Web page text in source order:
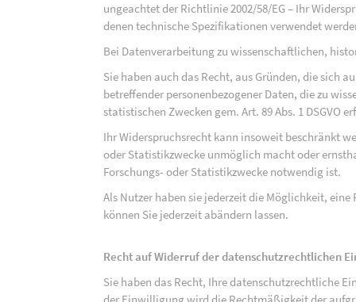
ungeachtet der Richtlinie 2002/58/EG – Ihr
denen technische Spezifikationen verwendet
Bei Datenverarbeitung zu wissenschaftlichen,
Sie haben auch das Recht, aus Gründen, die sich
betreffender personenbezogener Daten, die zu
statistischen Zwecken gem. Art. 89 Abs. 1 DSGVO
Ihr Widerspruchsrecht kann insoweit beschränkt
oder Statistikzwecke unmöglich macht oder
Forschungs- oder Statistikzwecke notwendig ist.
Als Nutzer haben sie jederzeit die Möglichkeit,
können Sie jederzeit abändern lassen.
Recht auf Widerruf der datenschutzrechtlichen
Sie haben das Recht, Ihre datenschutzrechtliche